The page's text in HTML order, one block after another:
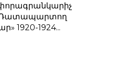
1920-1924...